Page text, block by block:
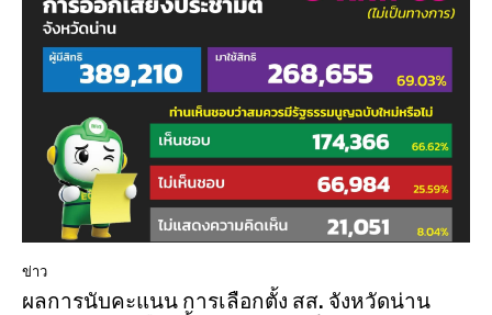
ข่าว
ผลการนับคะแนน การเลือกตั้ง สส. จังหวัดน่าน